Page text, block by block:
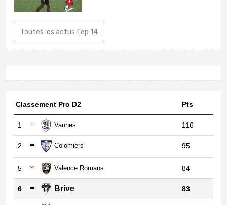
Toutes les actus Top 14
Classement Pro D2 Pts
1 Vannes 116
2 Colomiers 95
5 Valence Romans 84
6 Brive 83